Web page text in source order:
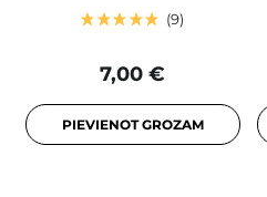
9
7,00 €
PIEVIENOT GROZAM